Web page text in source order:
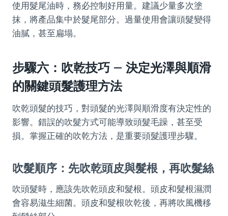
使用髮尾油時，務必控制好用量。建議少量多次塗
抹，將產品集中於髮尾部分。過量使用會讓頭髮變得
油膩，甚至扁塌。
步驟六：吹乾技巧 – 決定光澤與順滑
的關鍵頭髮護理方法
吹乾頭髮的技巧，對頭髮的光澤與順滑度有決定性的
影響。錯誤的吹髮方式可能導致頭髮毛躁，甚至受
損。掌握正確的吹乾方法，是重要頭髮護理步驟。
吹髮順序：先吹乾頭皮與髮根，再吹髮絲
吹頭髮時，應該先吹乾頭皮和髮根。頭皮和髮根濕潤
會容易滋生細菌。頭皮和髮根吹乾後，再將吹風機移